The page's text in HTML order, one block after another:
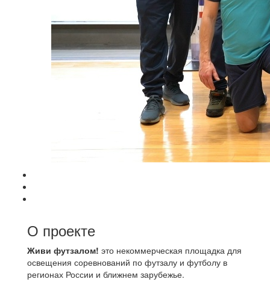
О проекте
Живи футзалом! это некоммерческая площадка для
освещения соревнований по футзалу и футболу в
регионах России и ближнем зарубежье.